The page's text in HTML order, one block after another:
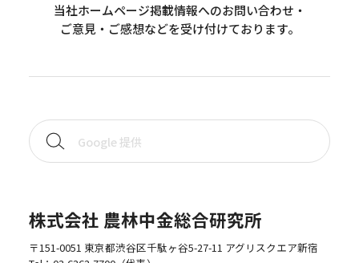
当社ホームページ掲載情報へのお問い合わせ・
ご意見・ご感想などを受け付けております。
株式会社 農林中金総合研究所
〒151-0051 東京都渋谷区千駄ヶ谷5-27-11 アグリスクエア新宿